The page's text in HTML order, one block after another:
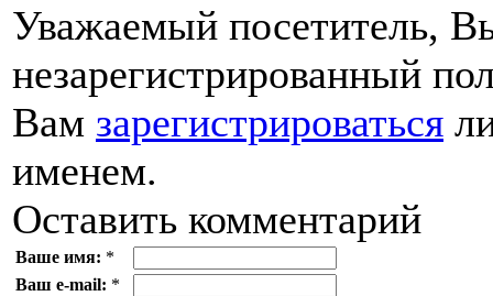
Уважаемый посетитель,
незарегистрированный
Вам зарегистрироваться
именем.
Оставить комментарий
Ваше имя: *
Ваш e-mail: *